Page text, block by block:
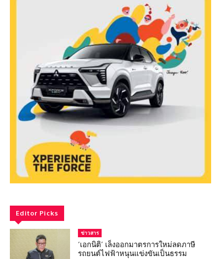
Editor Picks
ข่าวสาร
‘เอกนิติ’ เล็งออกมาตรการใหม่ลดภาษี
รถยนต์ไฟฟ้าหนุนแข่งขันเป็นธรรม